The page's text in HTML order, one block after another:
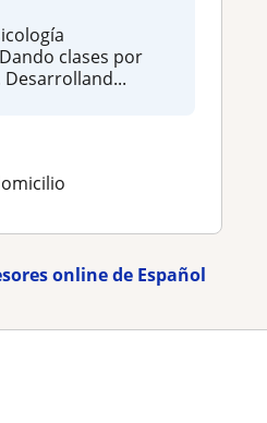
clases por
Desarrolland...
online de Español